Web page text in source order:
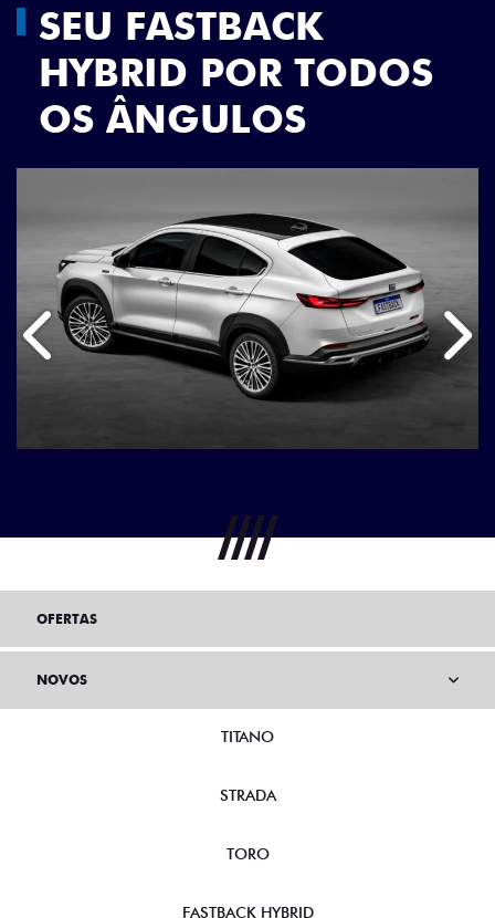
SEU FASTBACK
HYBRID POR TODOS
OS ÂNGULOS
Anterior
OFERTAS
NOVOS
TITANO
STRADA
TORO
FASTBACK HYBRID